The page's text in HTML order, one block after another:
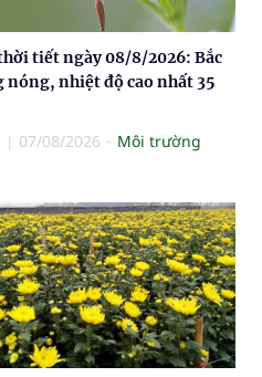
tiết ngày 08/8/2026: Bắc
nóng, nhiệt độ cao nhất 35
| 07/08/2026
Môi trường